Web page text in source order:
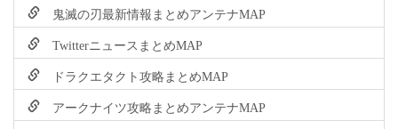
鬼滅の刃最新情報まとめアンテナMAP
TwitterニュースまとめMAP
ドラクエタクト攻略まとめMAP
アークナイツ攻略まとめアンテナMAP